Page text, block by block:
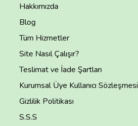
Hakkımızda
Blog
Tüm Hizmetler
Site Nasıl Çalışır?
Teslimat ve İade Şartları
Kurumsal Üye Kullanıcı Sözleşmesi
Gizlilik Politikası
S.S.S